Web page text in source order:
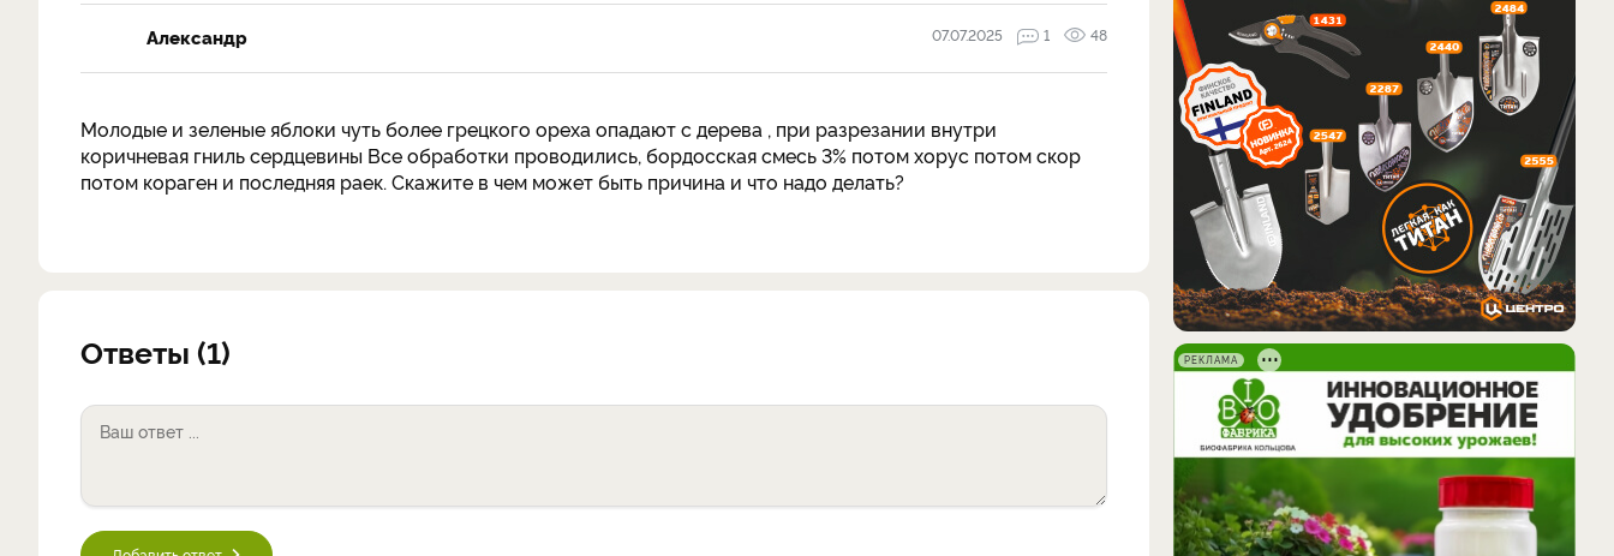
Александр 07.07.2025 1 48
Молодые и зеленые яблоки чуть более грецкого ореха опадают с дерева , при разрезании внутри
коричневая гниль сердцевины Все обработки проводились, бордосская смесь 3% потом хорус потом скор
потом кораген и последняя раек. Скажите в чем может быть причина и что надо делать?
Ответы (1) РЕКЛАМА